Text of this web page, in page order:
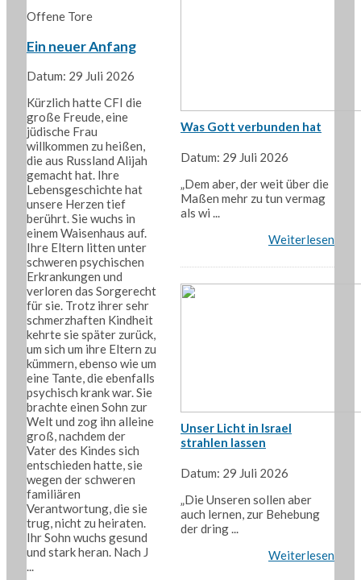
Offene Tore
Ein neuer Anfang
Datum: 29 Juli 2026
Kürzlich hatte CFI die
große Freude, eine
jüdische Frau
willkommen zu heißen,
die aus Russland Alijah
gemacht hat. Ihre
Lebensgeschichte hat
unsere Herzen tief
berührt. Sie wuchs in
einem Waisenhaus auf.
Ihre Eltern litten unter
schweren psychischen
Erkrankungen und
verloren das Sorgerecht
für sie. Trotz ihrer sehr
schmerzhaften Kindheit
kehrte sie später zurück,
um sich um ihre Eltern zu
kümmern, ebenso wie um
eine Tante, die ebenfalls
psychisch krank war. Sie
brachte einen Sohn zur
Welt und zog ihn alleine
groß, nachdem der
Vater des Kindes sich
entschieden hatte, sie
wegen der schweren
familiären
Verantwortung, die sie
trug, nicht zu heiraten.
Ihr Sohn wuchs gesund
und stark heran. Nach J
...
Was Gott verbunden hat
Datum: 29 Juli 2026
„Dem aber, der weit über die
Maßen mehr zu tun vermag
als wi ...
Weiterlesen
Unser Licht in Israel
strahlen lassen
Datum: 29 Juli 2026
„Die Unseren sollen aber
auch lernen, zur Behebung
der dring ...
Weiterlesen